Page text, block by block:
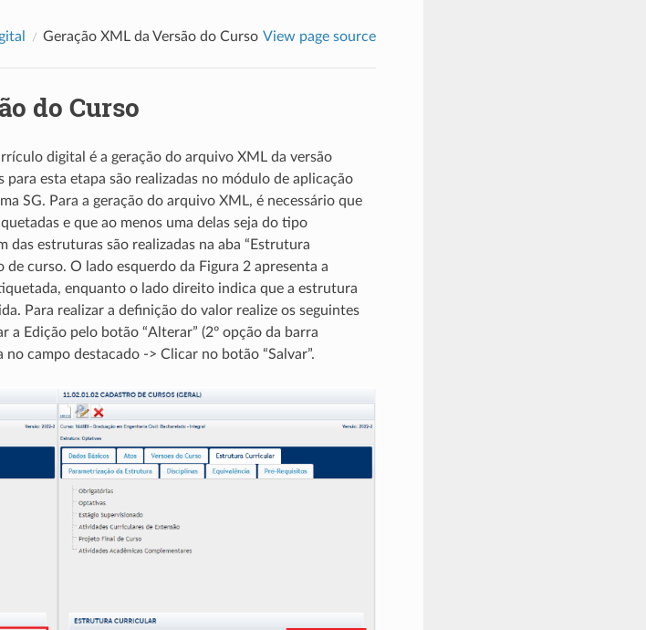
Geração XML da Versão do Curso View page source
do Curso
digital é a geração do arquivo XML da versão
para esta etapa são realizadas no módulo de aplicação
SG. Para a geração do arquivo XML, é necessário que
e que ao menos uma delas seja do tipo
das estruturas são realizadas na aba “Estrutura
de curso. O lado esquerdo da Figura 2 apresenta a
enquanto o lado direito indica que a estrutura
Para realizar a definição do valor realize os seguintes
a Edição pelo botão “Alterar” (2º opção da barra
campo destacado -> Clicar no botão “Salvar”.